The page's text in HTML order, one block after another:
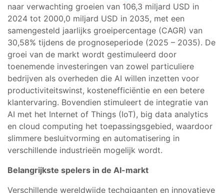
naar verwachting groeien van 106,3 miljard USD in
2024 tot 2000,0 miljard USD in 2035, met een
samengesteld jaarlijks groeipercentage (CAGR) van
30,58% tijdens de prognoseperiode (2025 – 2035). De
groei van de markt wordt gestimuleerd door
toenemende investeringen van zowel particuliere
bedrijven als overheden die AI willen inzetten voor
productiviteitswinst, kostenefficiëntie en een betere
klantervaring. Bovendien stimuleert de integratie van
AI met het Internet of Things (IoT), big data analytics
en cloud computing het toepassingsgebied, waardoor
slimmere besluitvorming en automatisering in
verschillende industrieën mogelijk wordt.
Belangrijkste spelers in de AI-markt
Verschillende wereldwijde techgiganten en innovatieve